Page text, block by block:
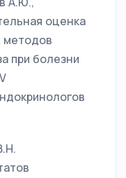
оценка
методов
при болезни